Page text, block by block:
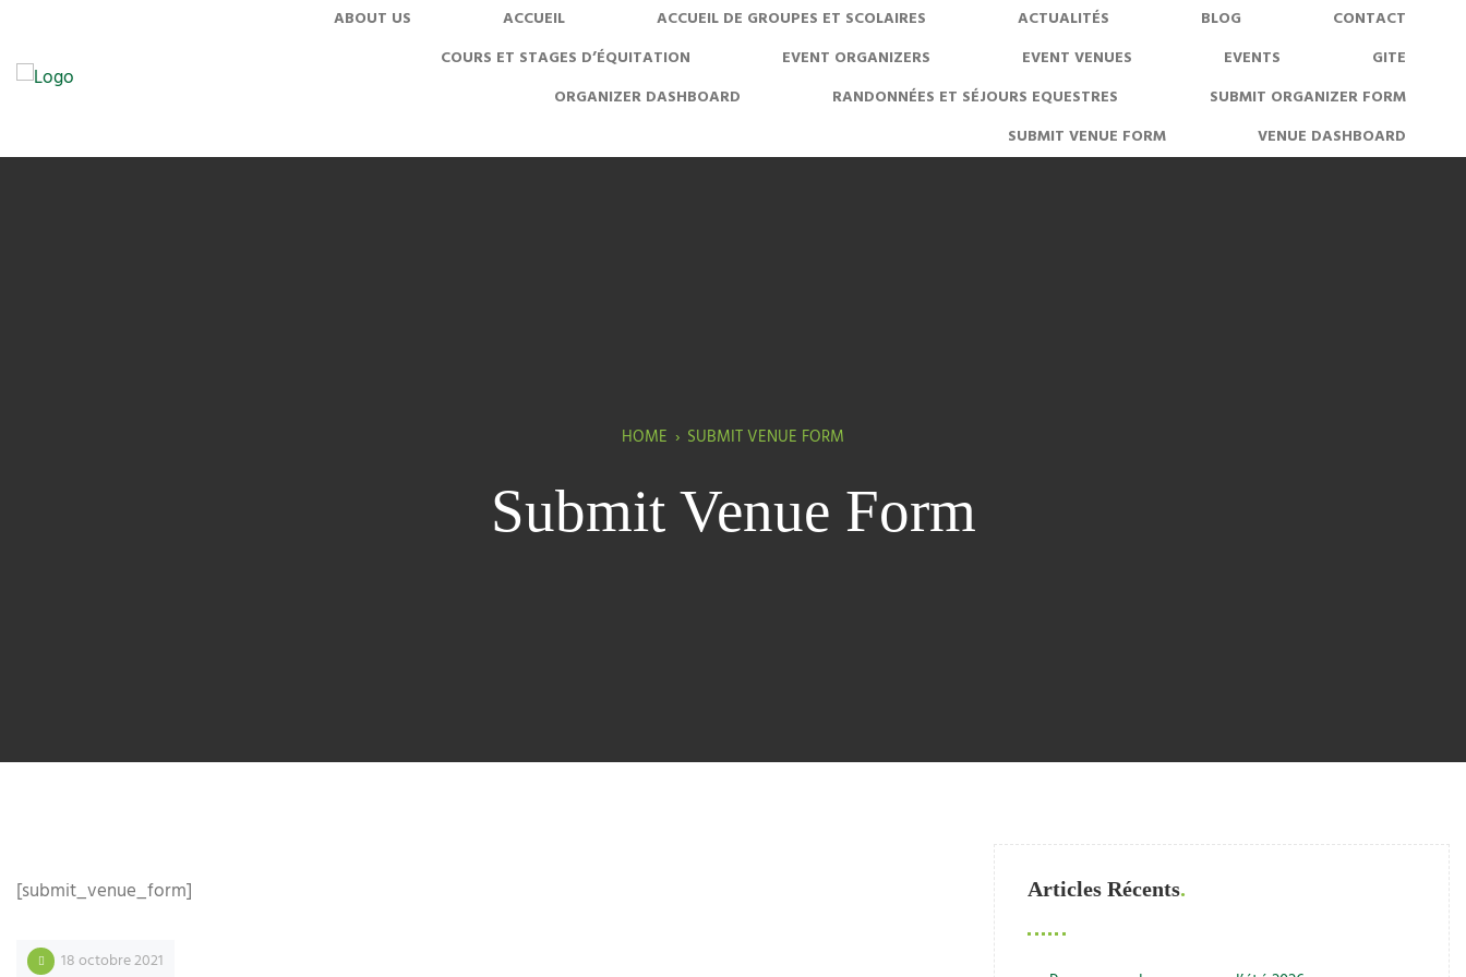
ABOUT US ACCUEIL ACCUEIL DE GROUPES ET SCOLAIRES ACTUALITÉS BLOG
CONTACT
COURS ET STAGES D’ÉQUITATION
EVENT ORGANIZERS EVENT VENUES EVENTS
GITE
ORGANIZER DASHBOARD
RANDONNÉES ET SÉJOURS EQUESTRES
SUBMIT ORGANIZER FORM
SUBMIT VENUE FORM
VENUE DASHBOARD
HOME › SUBMIT VENUE FORM
Submit Venue Form
[submit_venue_form]
18 octobre 2021
Articles Récents